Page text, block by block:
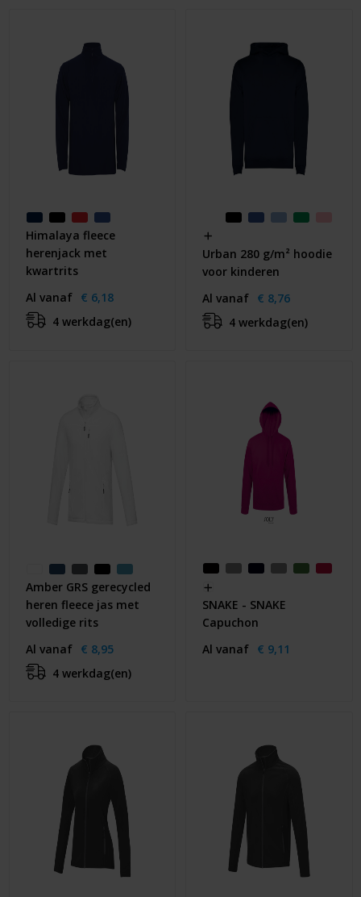
Outdoor & Vrije Tijd
Auto & Veiligheid
Gezondheid & Verzorging
Cadeaubonnen
Himalaya fleece
herenjack met
kwartrits
Al vanaf € 6,18
4 werkdag(en)
Urban 280 g/m² hoodie
voor kinderen
Al vanaf € 8,76
4 werkdag(en)
Amber GRS gerecycled
heren fleece jas met
volledige rits
Al vanaf € 8,95
4 werkdag(en)
SNAKE - SNAKE
Capuchon
Al vanaf € 9,11